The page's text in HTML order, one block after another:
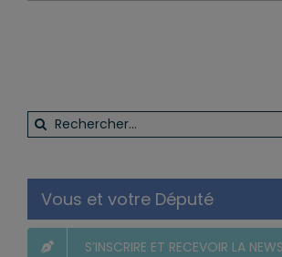
Rechercher:
Vous et votre Député
S’INSCRIRE ET RECEVOIR LA